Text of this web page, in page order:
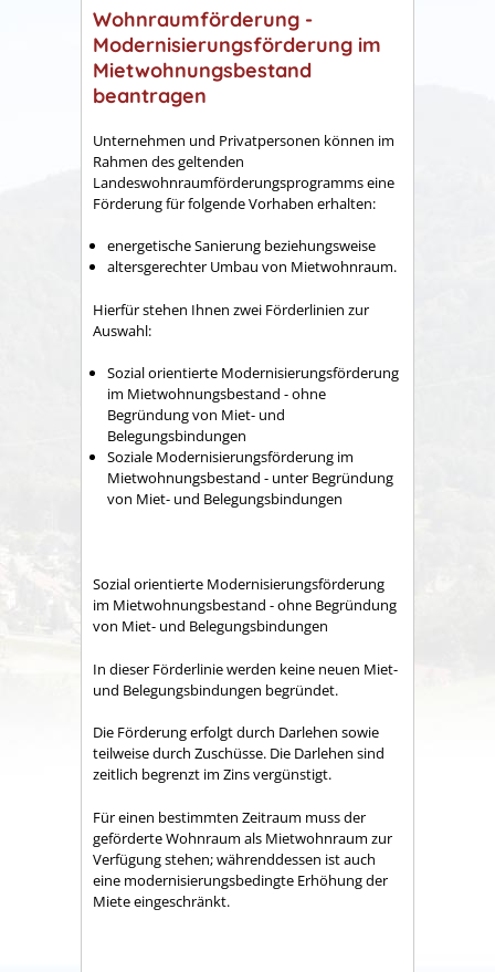
Wohnraumförderung -
Modernisierungsförderung im
Mietwohnungsbestand
beantragen
Unternehmen und Privatpersonen können im
Rahmen des geltenden
Landeswohnraumförderungsprogramms eine
Förderung für folgende Vorhaben erhalten:
energetische Sanierung beziehungsweise
altersgerechter Umbau von Mietwohnraum.
Hierfür stehen Ihnen zwei Förderlinien zur
Auswahl:
Sozial orientierte Modernisierungsförderung
im Mietwohnungsbestand - ohne
Begründung von Miet- und
Belegungsbindungen
Soziale Modernisierungsförderung im
Mietwohnungsbestand - unter Begründung
von Miet- und Belegungsbindungen
Sozial orientierte Modernisierungsförderung
im Mietwohnungsbestand - ohne Begründung
von Miet- und Belegungsbindungen
In dieser Förderlinie werden keine neuen Miet-
und Belegungsbindungen begründet.
Die Förderung erfolgt durch Darlehen sowie
teilweise durch Zuschüsse. Die Darlehen sind
zeitlich begrenzt im Zins vergünstigt.
Für einen bestimmten Zeitraum muss der
geförderte Wohnraum als Mietwohnraum zur
Verfügung stehen; währenddessen ist auch
eine modernisierungsbedingte Erhöhung der
Miete eingeschränkt.